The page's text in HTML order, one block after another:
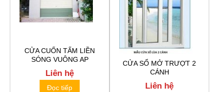
CỬA CUỐN TẤM LIỀN
SÓNG VUÔNG AP
Liên hệ
Đọc tiếp
CỬA SỔ MỞ TRƯỢT 2
CÁNH
Liên hệ